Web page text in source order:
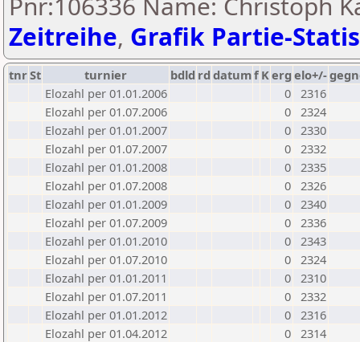
Zeitreihe, Grafik Partie-
tnrSt turnier bdld rd datumf Kerg elo+/-
Elozahl per 01.01.2006
0 2316
Elozahl per 01.07.2006
0 2324
Elozahl per 01.01.2007
0 2330
Elozahl per 01.07.2007
0 2332
Elozahl per 01.01.2008
0 2335
Elozahl per 01.07.2008
0 2326
Elozahl per 01.01.2009
0 2340
Elozahl per 01.07.2009
0 2336
Elozahl per 01.01.2010
0 2343
Elozahl per 01.07.2010
0 2324
Elozahl per 01.01.2011
0 2310
Elozahl per 01.07.2011
0 2332
Elozahl per 01.01.2012
0 2316
Elozahl per 01.04.2012
0 2314